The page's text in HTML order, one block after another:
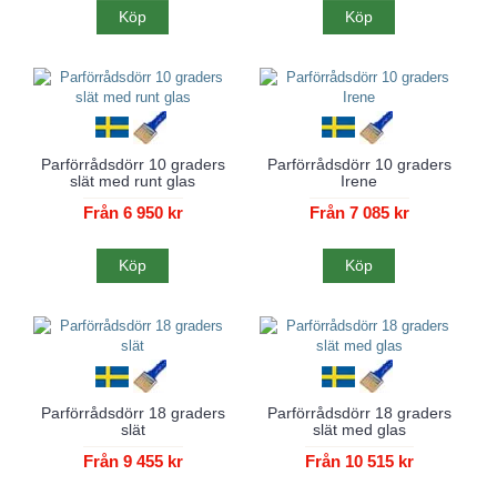
Köp Köp
Parförrådsdörr 10 graders
slät med runt glas
Från 6 950 kr
Köp
Parförrådsdörr 10 graders
Irene
Från 7 085 kr
Köp
Parförrådsdörr 18 graders
slät
Från 9 455 kr
Parförrådsdörr 18 graders
slät med glas
Från 10 515 kr